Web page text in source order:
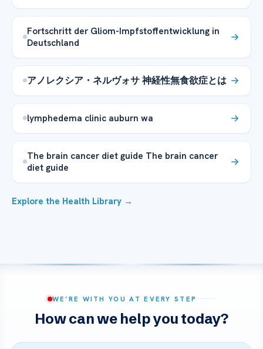
Fortschritt der Gliom-Impfstoffentwicklung in
Deutschland
アノレクシア・ネルヴォサ 神経性無食欲症とは
lymphedema clinic auburn wa
The brain cancer diet guide The brain cancer
diet guide
Explore the Health Library →
WE’RE WITH YOU AT EVERY STEP
How can we help you today?